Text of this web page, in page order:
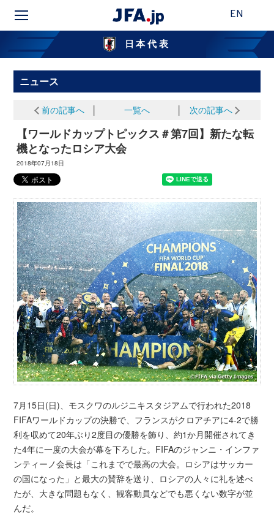
EN
日本代表
ニュース
前の記事へ 一覧へ 次の記事へ
【ワールドカップトピックス＃第7回】新たな転
機となったロシア大会
2018年07月18日
7月15日(日)、モスクワのルジニキスタジアムで行われた2018
FIFAワールドカップの決勝で、フランスがクロアチアに4-2で勝
利を収めて20年ぶり2度目の優勝を飾り、約1か月開催されてき
た4年に一度の大会が幕を下ろした。FIFAのジャンニ・インファ
ンティーノ会長は「これまでで最高の大会。ロシアはサッカー
の国になった」と最大の賛辞を送り、ロシアの人々に礼を述べ
たが、大きな問題もなく、観客動員などでも悪くない数字が並
んだ。